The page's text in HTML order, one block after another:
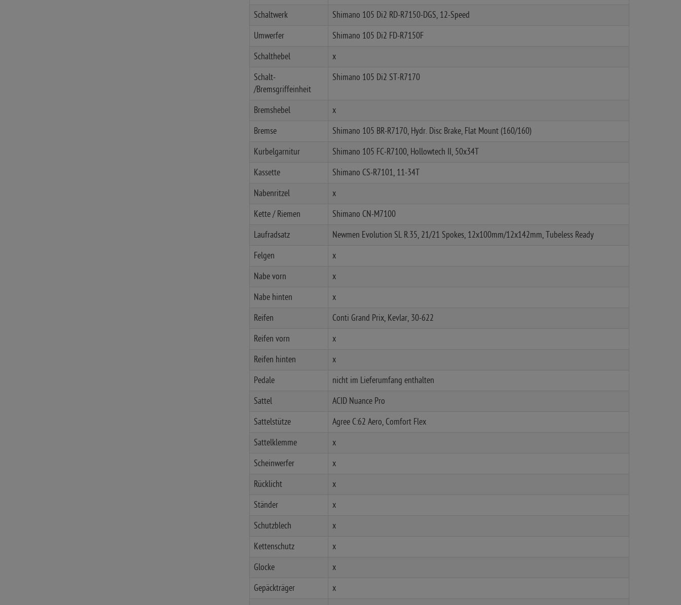
Schaltwerk Shimano 105 Di2 RD-R7150-DGS, 12-Speed
Umwerfer Shimano 105 Di2 FD-R7150F
Schalthebel x
Schalt-
/Bremsgriffeinheit
Shimano 105 Di2 ST-R7170
Bremshebel x
Bremse Shimano 105 BR-R7170, Hydr. Disc Brake, Flat Mount (160/160)
Kurbelgarnitur Shimano 105 FC-R7100, Hollowtech II, 50x34T
Kassette Shimano CS-R7101, 11-34T
Nabenritzel x
Kette / Riemen Shimano CN-M7100
Laufradsatz Newmen Evolution SL R.35, 21/21 Spokes, 12x100mm/12x142mm, Tubeless Ready
Felgen x
Nabe vorn x
Nabe hinten x
Reifen Conti Grand Prix, Kevlar, 30-622
Reifen vorn x
Reifen hinten x
Pedale nicht im Lieferumfang enthalten
Sattel ACID Nuance Pro
Sattelstütze Agree C:62 Aero, Comfort Flex
Sattelklemme x
Scheinwerfer x
Rücklicht x
Ständer x
Schutzblech x
Kettenschutz x
Glocke x
Gepäckträger x